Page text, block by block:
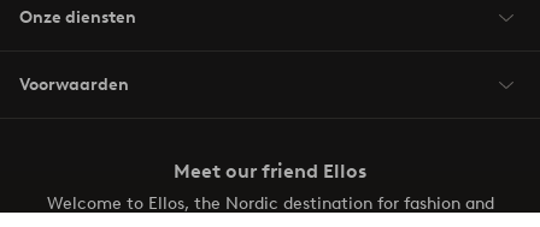
Onze diensten
Voorwaarden
Meet our friend Ellos
Welcome to Ellos, the Nordic destination for fashion and